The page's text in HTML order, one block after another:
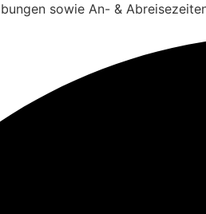
sowie An- &